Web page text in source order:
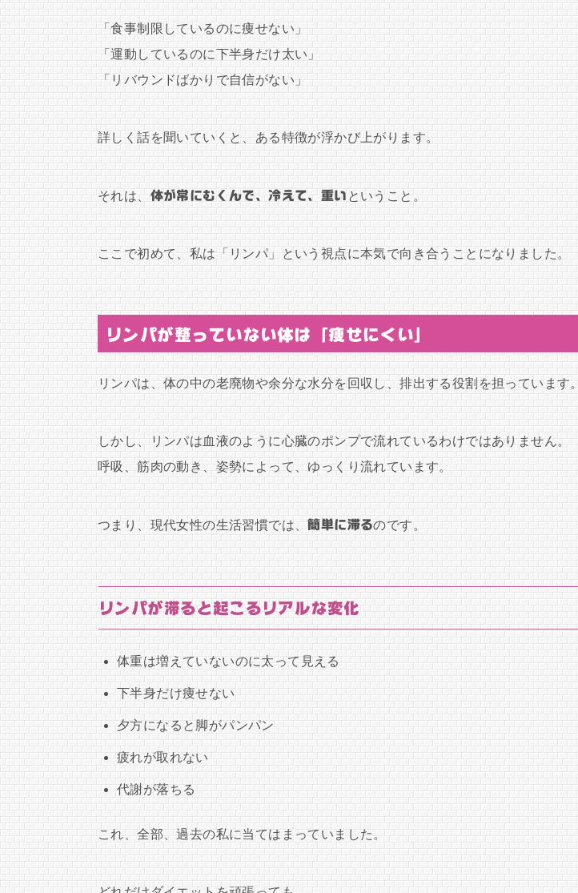
「食事制限しているのに痩せない」
「運動しているのに下半身だけ太い」
「リバウンドばかりで自信がない」
詳しく話を聞いていくと、ある特徴が浮かび上がります。
それは、 体が常にむくんで、冷えて、重い ということ。
ここで初めて、私は「リンパ」という視点に本気で向き合うことになりました。
リンパが整っていない体は「痩せにくい」
リンパは、体の中の老廃物や余分な水分を回収し、排出する役割を担っています。
しかし、リンパは血液のように心臓のポンプで流れているわけではありません。
呼吸、筋肉の動き、姿勢によって、ゆっくり流れています。
つまり、現代女性の生活習慣では、簡単に滞るのです。
リンパが滞ると起こるリアルな変化
体重は増えていないのに太って見える
下半身だけ痩せない
夕方になると脚がパンパン
疲れが取れない
代謝が落ちる
これ、全部、過去の私に当てはまっていました。